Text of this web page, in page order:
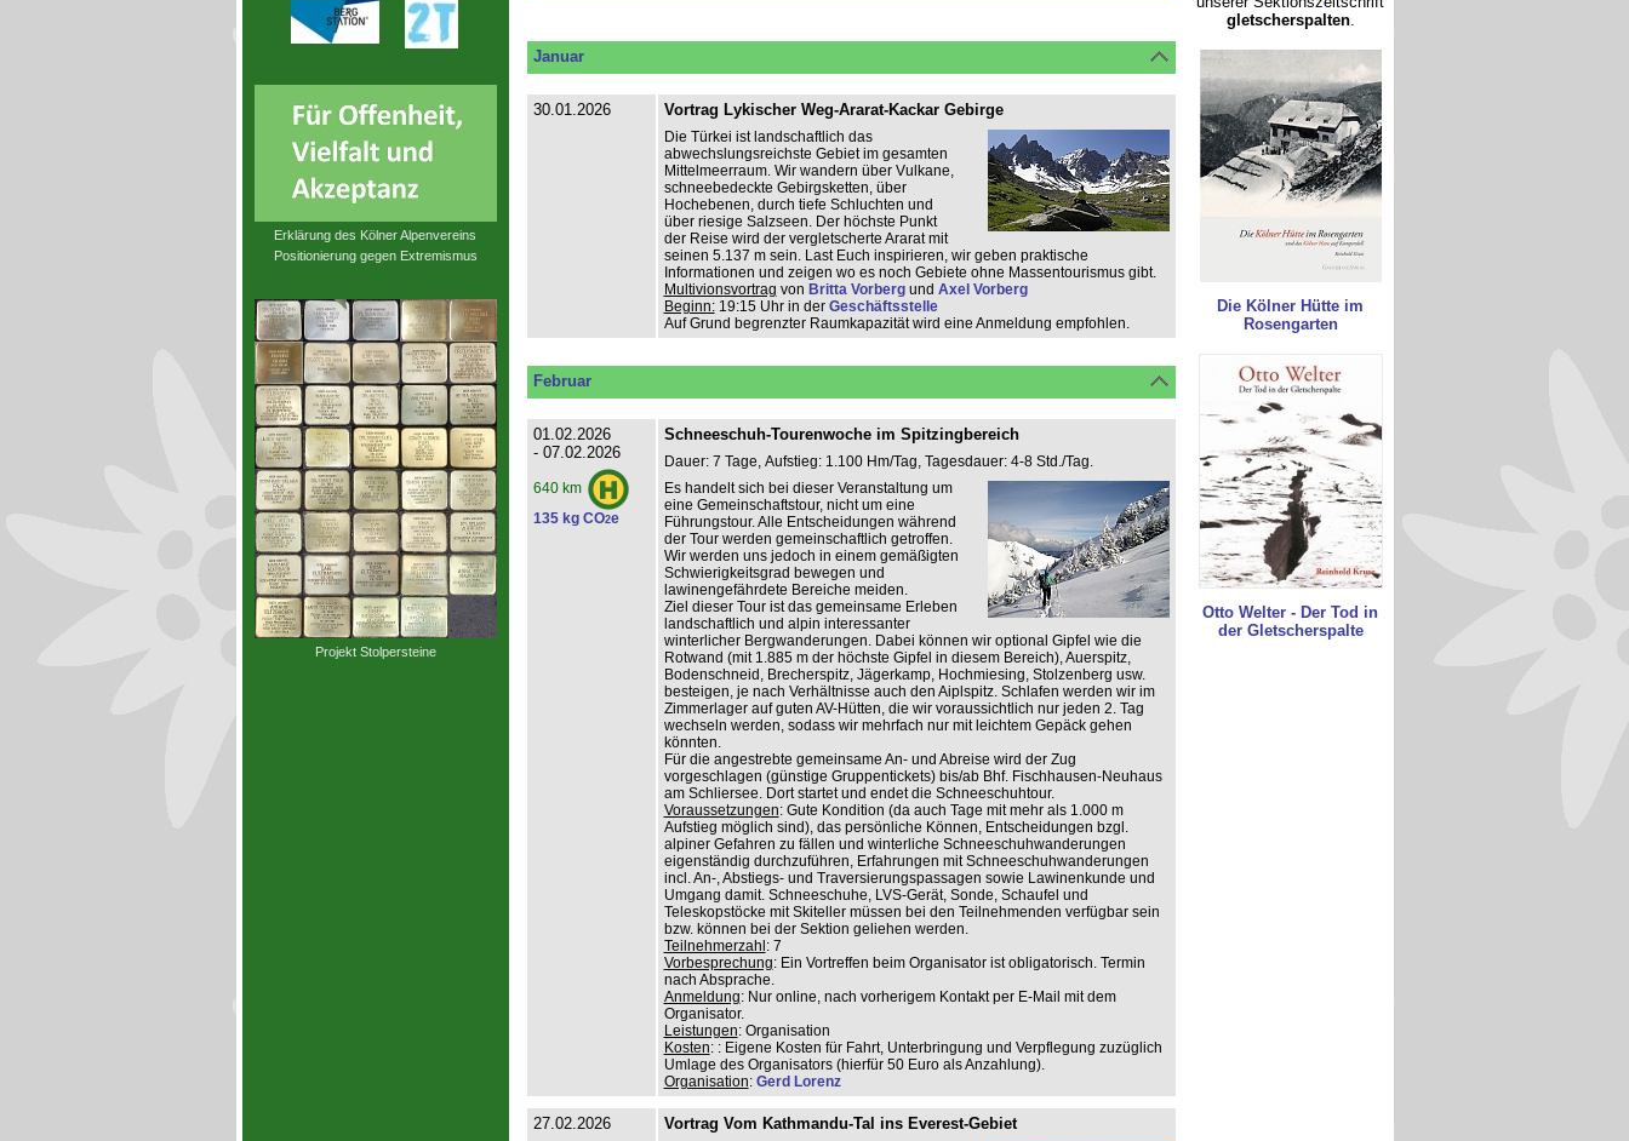
Erklärung des Kölner Alpenvereins
Positionierung gegen Extremismus
Projekt Stolpersteine
Januar
30.01.2026 Vortrag Lykischer Weg-Ararat-Kackar Gebirge
Die Türkei ist landschaftlich das
abwechslungsreichste Gebiet im gesamten
Mittelmeerraum. Wir wandern über Vulkane,
schneebedeckte Gebirgsketten, über
Hochebenen, durch tiefe Schluchten und
über riesige Salzseen. Der höchste Punkt
der Reise wird der vergletscherte Ararat mit
seinen 5.137 m sein. Last Euch inspirieren, wir geben praktische
Informationen und zeigen wo es noch Gebiete ohne Massentourismus gibt.
Multivionsvortrag von Britta Vorbergund Axel Vorberg
Beginn:19:15 Uhr in der Geschäftsstelle
Auf Grund begrenzter Raumkapazität wird eine Anmeldung empfohlen.
Februar
01.02.2026
- 07.02.2026
640 km
135 kg CO2e
Schneeschuh-Tourenwoche im Spitzingbereich
Dauer: 7 Tage, Aufstieg: 1.100 Hm/Tag, Tagesdauer: 4-8 Std./Tag.
Es handelt sich bei dieser Veranstaltung um
eine Gemeinschaftstour, nicht um eine
Führungstour. Alle Entscheidungen während
der Tour werden gemeinschaftlich getroffen.
Wir werden uns jedoch in einem gemäßigten
Schwierigkeitsgrad bewegen und
lawinengefährdete Bereiche meiden.
Ziel dieser Tour ist das gemeinsame Erleben
landschaftlich und alpin interessanter
winterlicher Bergwanderungen. Dabei können wir optional Gipfel wie die
Rotwand (mit 1.885 m der höchste Gipfel in diesem Bereich), Auerspitz,
Bodenschneid, Brecherspitz, Jägerkamp, Hochmiesing, Stolzenberg usw.
besteigen, je nach Verhältnisse auch den Aiplspitz. Schlafen werden wir im
Zimmerlager auf guten AV-Hütten, die wir voraussichtlich nur jeden 2. Tag
wechseln werden, sodass wir mehrfach nur mit leichtem Gepäck gehen
könnten.
Für die angestrebte gemeinsame An- und Abreise wird der Zug
vorgeschlagen (günstige Gruppentickets) bis/ab Bhf. Fischhausen-Neuhaus
am Schliersee. Dort startet und endet die Schneeschuhtour.
Voraussetzungen: Gute Kondition (da auch Tage mit mehr als 1.000 m
Aufstieg möglich sind), das persönliche Können, Entscheidungen bzgl.
alpiner Gefahren zu fällen und winterliche Schneeschuhwanderungen
eigenständig durchzuführen, Erfahrungen mit Schneeschuhwanderungen
incl. An-, Abstiegs- und Traversierungspassagen sowie Lawinenkunde und
Umgang damit. Schneeschuhe, LVS-Gerät, Sonde, Schaufel und
Teleskopstöcke mit Skiteller müssen bei den Teilnehmenden verfügbar sein
bzw. können bei der Sektion geliehen werden.
Teilnehmerzahl : 7
Vorbesprechung: Ein Vortreffen beim Organisator ist obligatorisch. Termin
nach Absprache.
Anmeldung: Nur online, nach vorherigem Kontakt per E-Mail mit dem
Organisator.
Leistungen: Organisation
Kosten: : Eigene Kosten für Fahrt, Unterbringung und Verpflegung zuzüglich
Umlage des Organisators (hierfür 50 Euro als Anzahlung).
Organisation: Gerd Lorenz
27.02.2026 Vortrag Vom Kathmandu-Tal ins Everest-Gebiet
gletscherspalten.
Die Kölner Hütte im
Rosengarten
Otto Welter - Der Tod in
der Gletscherspalte